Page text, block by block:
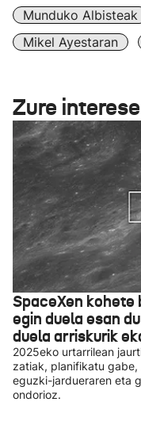
Munduko Albisteak
Mikel Ayestaran
Zure
SpaceXen
egin duela esan
duela arriskurik
2025eko urtarrilean
zatiak, planifikatu
eguzki-jardueraren eta
ondorioz.